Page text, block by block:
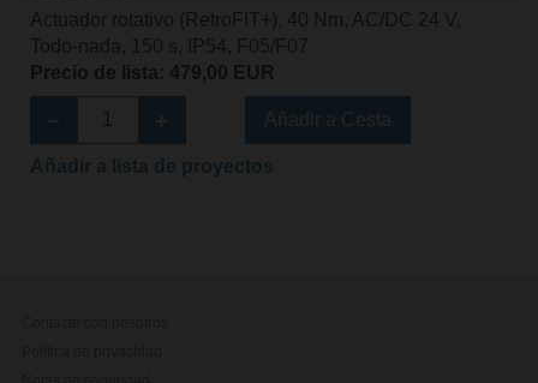
Actuador rotativo (RetroFIT+), 40 Nm, AC/DC 24 V,
Todo-nada, 150 s, IP54, F05/F07
Precio de lista: 479,00 EUR